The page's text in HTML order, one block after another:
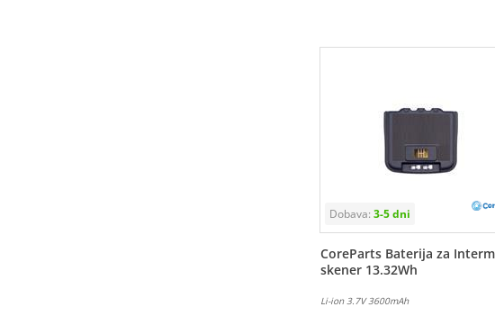
CoreParts Baterija za
skener 13.32Wh
Li-ion 3.7V 3600mAh